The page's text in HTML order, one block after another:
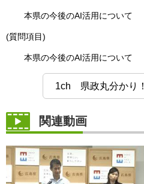
本県の今後のAI活用について
(質問項目)
本県の今後のAI活用について
1ch 県政丸分かり！
関連動画